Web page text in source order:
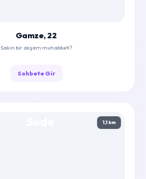
Gamze, 22
Sakin bir akşam muhabbeti?
Sohbete Gir
1,1 km